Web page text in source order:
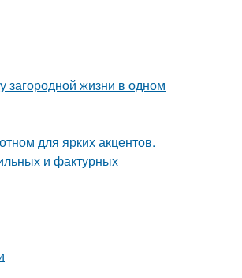
загородной жизни в одном
для ярких акцентов.
и фактурных